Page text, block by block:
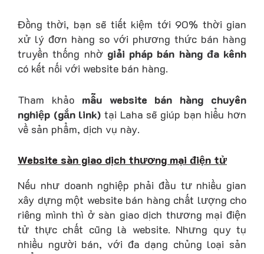
Đồng thời, bạn sẽ tiết kiệm tới 90% thời gian
xử lý đơn hàng so với phương thức bán hàng
truyền thống nhờ giải pháp bán hàng đa kênh
có kết nối với website bán hàng.
Tham khảo mẫu website bán hàng chuyên
nghiệp (gắn link) tại Laha sẽ giúp bạn hiểu hơn
về sản phẩm, dịch vụ này.
Website sàn giao dịch thương mại điện tử
Nếu như doanh nghiệp phải đầu tư nhiều gian
xây dựng một website bán hàng chất lượng cho
riêng mình thì ở sàn giao dịch thương mại điện
tử thực chất cũng là website. Nhưng quy tụ
nhiều người bán, với đa dạng chủng loại sản